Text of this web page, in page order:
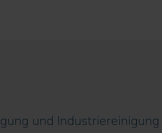
und Industriereinigung